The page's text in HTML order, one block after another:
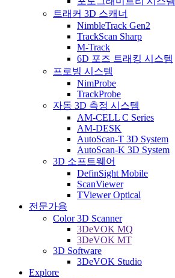
트래커 3D 스캐너
NimbleTrack Gen2
TrackScan Sharp
M-Track
6D 포즈 트래킹 시스템
프로빙 시스템
NimProbe
TrackProbe
자동 3D 측정 시스템
AM-CELL C Series
AM-DESK
AutoScan-T 3D System
AutoScan-K 3D System
3D 소프트웨어
DefinSight Mobile
ScanViewer
TViewer Optical
전문가용
Color 3D Scanner
3DeVOK MQ
3DeVOK MT
3D Software
3DeVOK Studio
Explore